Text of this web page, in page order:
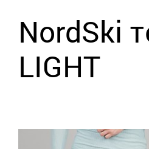
NordSki
LIGHT